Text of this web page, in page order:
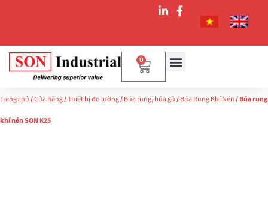
0
Trang chủ/Cửa hàng/Thiết bị đo lường/Búa rung, búa gõ/Búa Rung Khí Nén/ Búa rung
khí nén SON K25